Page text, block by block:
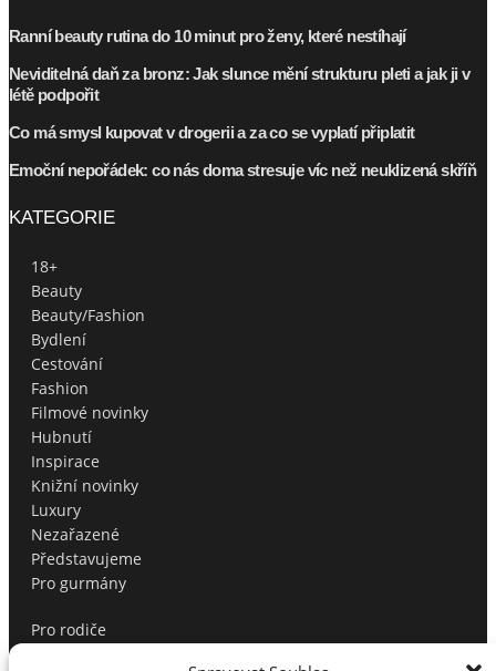
Ranní beauty rutina do 10 minut pro ženy, které nestíhají
Neviditelná daň za bronz: Jak slunce mění strukturu pleti a jak ji v
létě podpořit
Co má smysl kupovat v drogerii a za co se vyplatí připlatit
Emoční nepořádek: co nás doma stresuje víc než neuklizená skříň
KATEGORIE
18+
Beauty
Beauty/Fashion
Bydlení
Cestování
Fashion
Filmové novinky
Hubnutí
Inspirace
Knižní novinky
Luxury
Nezařazené
Představujeme
Pro gurmány
Pro rodiče